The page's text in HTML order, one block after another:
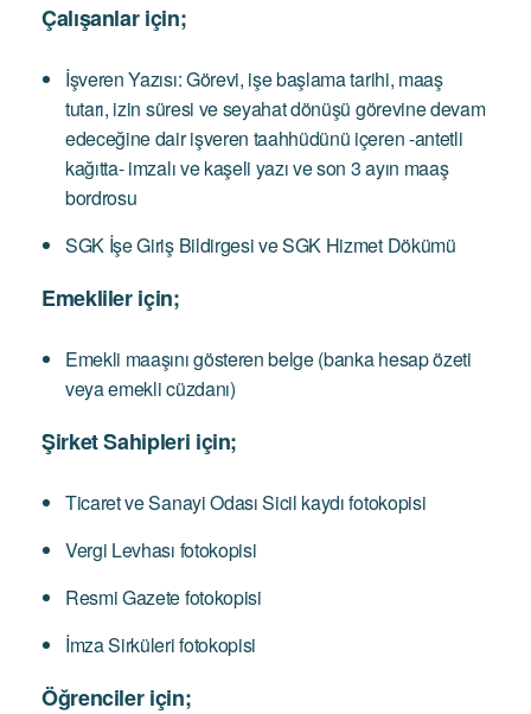
Çalışanlar için;
İşveren Yazısı: Görevi, işe başlama tarihi, maaş
tutarı, izin süresi ve seyahat dönüşü görevine devam
edeceğine dair işveren taahhüdünü içeren -antetli
kağıtta- imzalı ve kaşeli yazı ve son 3 ayın maaş
bordrosu
SGK İşe Giriş Bildirgesi ve SGK Hizmet Dökümü
Emekliler için;
Emekli maaşını gösteren belge (banka hesap özeti
veya emekli cüzdanı)
Şirket Sahipleri için;
Ticaret ve Sanayi Odası Sicil kaydı fotokopisi
Vergi Levhası fotokopisi
Resmi Gazete fotokopisi
İmza Sirküleri fotokopisi
Öğrenciler için;